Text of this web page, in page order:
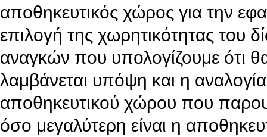
αποθηκευτικός χώρος για την
επιλογή της χωρητικότητας του
αναγκών που υπολογίζουμε ότι
λαμβάνεται υπόψη και η
αποθηκευτικού χώρου που
όσο μεγαλύτερη είναι η